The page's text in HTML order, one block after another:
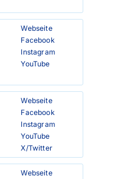
Webseite
Facebook
Instagram
YouTube
Webseite
Facebook
Instagram
YouTube
X/Twitter
Webseite